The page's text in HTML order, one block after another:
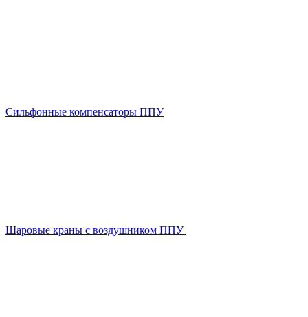
Сильфонные компенсаторы ППУ
Шаровые краны с воздушником ППУ